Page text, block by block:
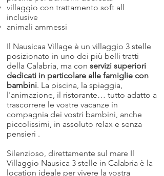
villaggio con trattamento soft all
inclusive
animali ammessi
Il Nausicaa Village è un villaggio 3 stelle
posizionato in uno dei più belli tratti
della Calabria, ma con servizi superiori
dedicati in particolare alle famiglie con
bambini. La piscina, la spiaggia,
l'animazione, il ristorante… tutto adatto a
trascorrere le vostre vacanze in
compagnia dei vostri bambini, anche
piccolissimi, in assoluto relax e senza
pensieri .
Silenzioso, direttamente sul mare Il
Villaggio Nausica 3 stelle in Calabria è la
location ideale per vivere la vostra